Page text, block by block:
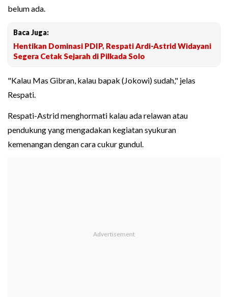
belum ada.
Baca Juga:
Hentikan Dominasi PDIP, Respati Ardi-Astrid Widayani
Segera Cetak Sejarah di Pilkada Solo
"Kalau Mas Gibran, kalau bapak (Jokowi) sudah," jelas
Respati.
Respati-Astrid menghormati kalau ada relawan atau
pendukung yang mengadakan kegiatan syukuran
kemenangan dengan cara cukur gundul.